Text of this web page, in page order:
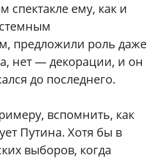
спектакле ему, как и
предложили роль даже
нет — декорации, и он
до последнего.
вспомнить, как
Путина. Хотя бы в
выборов, когда